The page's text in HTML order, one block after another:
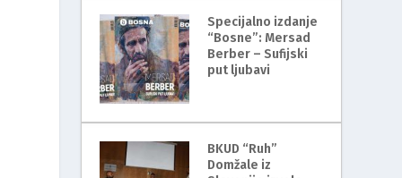
Specijalno izdanje
“Bosne”: Mersad
Berber – Sufijski
put ljubavi
BKUD “Ruh”
Domžale iz